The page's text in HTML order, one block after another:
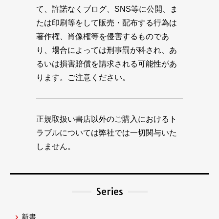
て、許諾なくブログ、SNS等に公開、ま
たは印刷等をして販売・配布する行為は
著作権、肖像権等を侵害するものであ
り、場合によっては刑事罰が科され、あ
るいは損害賠償を請求される可能性があ
ります。ご注意ください。
正規取扱い書店以外のご購入におけるト
ラブルについては弊社では一切関与いた
しません。
Series
新書